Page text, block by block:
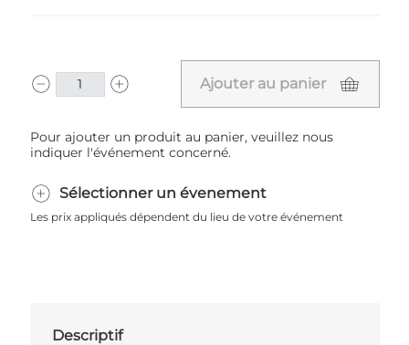
Ajouter au panier
Pour ajouter un produit au panier, veuillez nous
indiquer l'événement concerné.
Sélectionner un évenement
Les prix appliqués dépendent du lieu de votre événement
Descriptif